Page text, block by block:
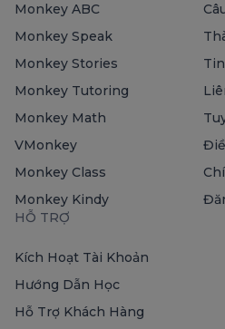
Monkey ABC
Monkey Speak
Monkey Stories
Monkey Tutoring
Monkey Math
VMonkey
Monkey Class
Monkey Kindy
HỖ TRỢ
Kích Hoạt Tài Khoản
Hướng Dẫn Học
Hỗ Trợ Khách Hàng